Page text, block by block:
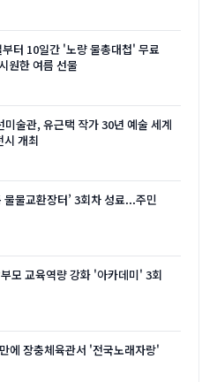
터 10일간 '노량 물총대첩' 무료
원한 여름 선물
미술관, 유근택 작가 30년 예술 세계
개최
물물교환장터’ 3회차 성료...주민
모 교육역량 강화 '아카데미' 3회
에 장충체육관서 '전국노래자랑'